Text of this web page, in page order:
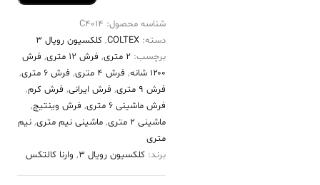
۱۲۰۰
طرح
اریس
سفید
عدد
شناسه محصول: C4014
دسته: COLTEX
, کلکسیون رویال 3
برچسب: 2 متری , فرش 12 متری , فرش
۱۲۰۰ شانه
, فرش 4 متری , فرش 6 متری
,
فرش 9 متری
, فرش ایرانی, فرش کرم,
فرش ماشینی 6 متری
, فرش وینتیج,
ماشینی 2 متری
, ماشینی نیم متری, نیم
متری
برند: کلکسیون رویال 3 , وارنا کالتکس